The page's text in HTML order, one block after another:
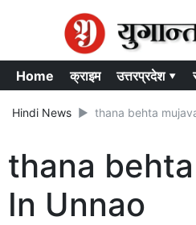
Home क्राइम उत्तरप्रदेश ▾
Hindi News thana behta
thana
In Unnao